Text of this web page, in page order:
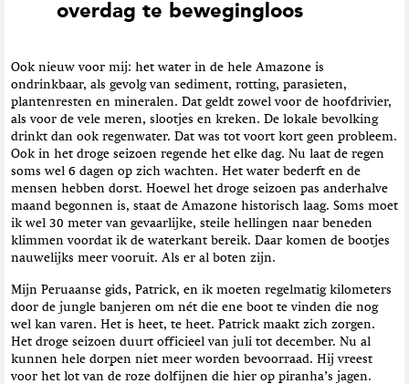
overdag te bewegingloos
Ook nieuw voor mij: het water in de hele Amazone is
ondrinkbaar, als gevolg van sediment, rotting, parasieten,
plantenresten en mineralen. Dat geldt zowel voor de hoofdrivier,
als voor de vele meren, slootjes en kreken. De lokale bevolking
drinkt dan ook regenwater. Dat was tot voort kort geen probleem.
Ook in het droge seizoen regende het elke dag. Nu laat de regen
soms wel 6 dagen op zich wachten. Het water bederft en de
mensen hebben dorst. Hoewel het droge seizoen pas anderhalve
maand begonnen is, staat de Amazone historisch laag. Soms moet
ik wel 30 meter van gevaarlijke, steile hellingen naar beneden
klimmen voordat ik de waterkant bereik. Daar komen de bootjes
nauwelijks meer vooruit. Als er al boten zijn.
Mijn Peruaanse gids, Patrick, en ik moeten regelmatig kilometers
door de jungle banjeren om nét die ene boot te vinden die nog
wel kan varen. Het is heet, te heet. Patrick maakt zich zorgen.
Het droge seizoen duurt officieel van juli tot december. Nu al
kunnen hele dorpen niet meer worden bevoorraad. Hij vreest
voor het lot van de roze dolfijnen die hier op piranha’s jagen.